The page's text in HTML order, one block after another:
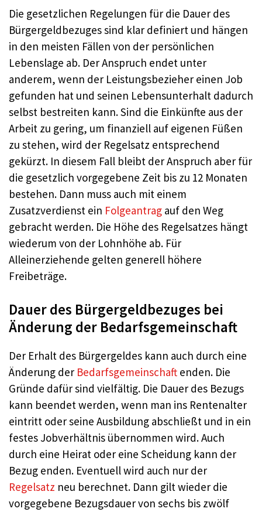
Die gesetzlichen Regelungen für die Dauer des
Bürgergeldbezuges sind klar definiert und hängen
in den meisten Fällen von der persönlichen
Lebenslage ab. Der Anspruch endet unter
anderem, wenn der Leistungsbezieher einen Job
gefunden hat und seinen Lebensunterhalt dadurch
selbst bestreiten kann. Sind die Einkünfte aus der
Arbeit zu gering, um finanziell auf eigenen Füßen
zu stehen, wird der Regelsatz entsprechend
gekürzt. In diesem Fall bleibt der Anspruch aber für
die gesetzlich vorgegebene Zeit bis zu 12 Monaten
bestehen. Dann muss auch mit einem
Zusatzverdienst ein Folgeantrag auf den Weg
gebracht werden. Die Höhe des Regelsatzes hängt
wiederum von der Lohnhöhe ab. Für
Alleinerziehende gelten generell höhere
Freibeträge.
Dauer des Bürgergeldbezuges bei
Änderung der Bedarfsgemeinschaft
Der Erhalt des Bürgergeldes kann auch durch eine
Änderung der Bedarfsgemeinschaft enden. Die
Gründe dafür sind vielfältig. Die Dauer des Bezugs
kann beendet werden, wenn man ins Rentenalter
eintritt oder seine Ausbildung abschließt und in ein
festes Jobverhältnis übernommen wird. Auch
durch eine Heirat oder eine Scheidung kann der
Bezug enden. Eventuell wird auch nur der
Regelsatz neu berechnet. Dann gilt wieder die
vorgegebene Bezugsdauer von sechs bis zwölf